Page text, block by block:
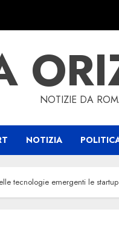
NOTIZIE DA
NOTIZIA
tecnologie emergenti le